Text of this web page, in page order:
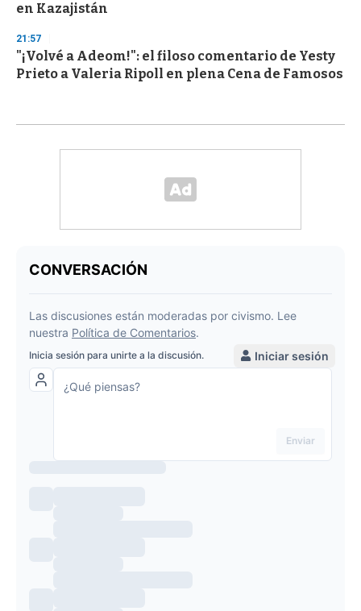
en Kazajistán
21:57
"¡Volvé a Adeom!": el filoso comentario de Yesty
Prieto a Valeria Ripoll en plena Cena de Famosos